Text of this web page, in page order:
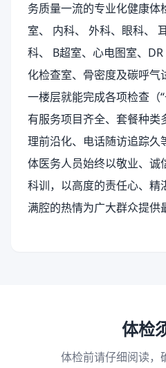
务质量一流的专业化健康体
室、 内科、 外科、眼科、
科、 B超室、心电图室、
化检查室、骨密度及碳呼气
一楼层就能完成各项检查（
有服务项目齐全、套餐种类
理前沿化、电话随访追踪久
体医务人员始终以敬业、诚
科训，以高度的责任心、精
满腔的热情为广大群众提供
体检
体检前请仔细阅读，